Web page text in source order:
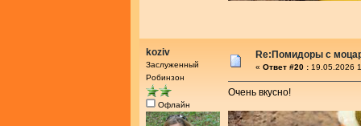
koziv
Заслуженный
Робинзон
Офлайн
Re:Помидоры с
« Ответ #20 : 19.05.2026
Очень вкусно!